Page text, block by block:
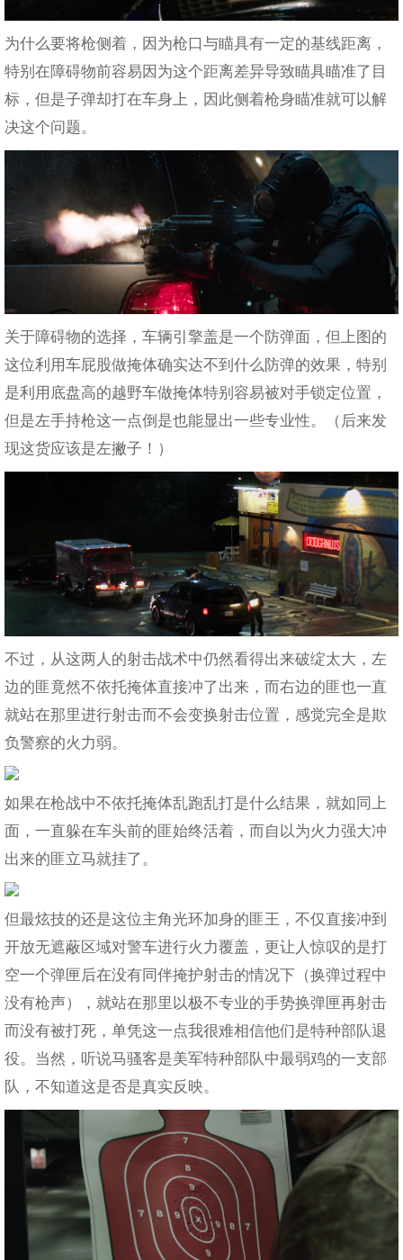
为什么要将枪侧着，因为枪口与瞄具有一定的基线距离，
特别在障碍物前容易因为这个距离差异导致瞄具瞄准了目
标，但是子弹却打在车身上，因此侧着枪身瞄准就可以解
决这个问题。
关于障碍物的选择，车辆引擎盖是一个防弹面，但上图的
这位利用车屁股做掩体确实达不到什么防弹的效果，特别
是利用底盘高的越野车做掩体特别容易被对手锁定位置，
但是左手持枪这一点倒是也能显出一些专业性。（后来发
现这货应该是左撇子！）
不过，从这两人的射击战术中仍然看得出来破绽太大，左
边的匪竟然不依托掩体直接冲了出来，而右边的匪也一直
就站在那里进行射击而不会变换射击位置，感觉完全是欺
负警察的火力弱。
如果在枪战中不依托掩体乱跑乱打是什么结果，就如同上
面，一直躲在车头前的匪始终活着，而自以为火力强大冲
出来的匪立马就挂了。
但最炫技的还是这位主角光环加身的匪王，不仅直接冲到
开放无遮蔽区域对警车进行火力覆盖，更让人惊叹的是打
空一个弹匣后在没有同伴掩护射击的情况下（换弹过程中
没有枪声），就站在那里以极不专业的手势换弹匣再射击
而没有被打死，单凭这一点我很难相信他们是特种部队退
役。当然，听说马骚客是美军特种部队中最弱鸡的一支部
队，不知道这是否是真实反映。